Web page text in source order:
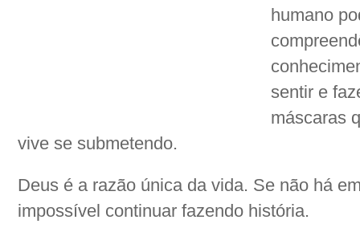
humano
sentir e
máscaras
vive se submetendo.
Deus é a razão única da vida. Se não há
impossível continuar fazendo história.